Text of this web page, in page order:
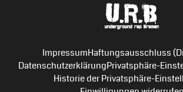
ImpressumHaftungsausschluss
DatenschutzerklärungPrivatsphäre-
Historie der Privatsphäre-